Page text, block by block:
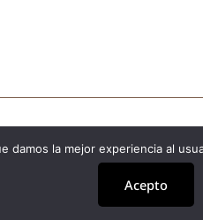
damos la mejor experiencia al
Acepto